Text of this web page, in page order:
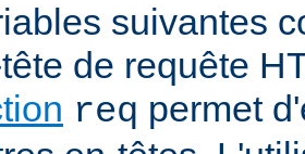
suivantes
de requête
req permet